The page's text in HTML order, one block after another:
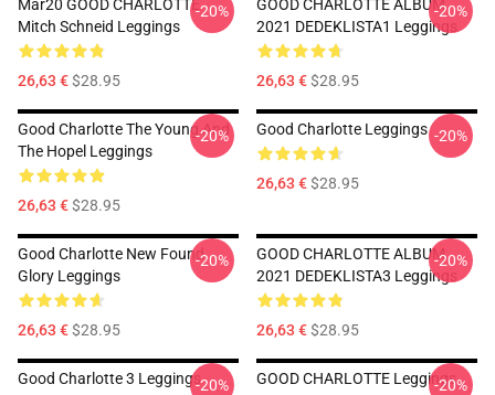
Mar20 GOOD CHARLOTTE
Mitch Schneid Leggings
26,63 €$28.95
-20%
GOOD CHARLOTTE ALBUM
2021 DEDEKLISTA1 Leggings
26,63 €$28.95
-20%
Good Charlotte The Young And
The Hopel Leggings
26,63 €$28.95
-20% Good Charlotte Leggings
26,63 €$28.95
-20%
Good Charlotte New Found
Glory Leggings
26,63 €$28.95
-20%
GOOD CHARLOTTE ALBUM
2021 DEDEKLISTA3 Leggings
26,63 €$28.95
-20%
Good Charlotte 3 Leggings-20% GOOD CHARLOTTE Leggings
-20%